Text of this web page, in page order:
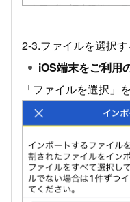
2-3.ファイルを選択す
iOS端末をご利用
「ファイルを選択」